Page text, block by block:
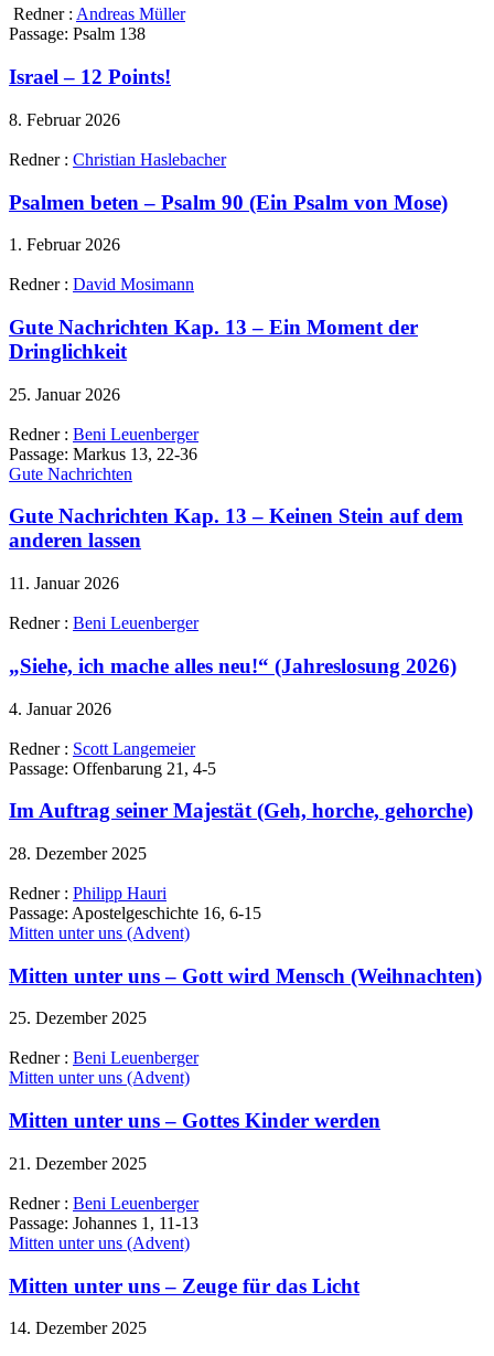
Redner : Andreas Müller
Passage: Psalm 138
Israel – 12 Points!
8. Februar 2026
Redner : Christian Haslebacher
Psalmen beten – Psalm 90 (Ein Psalm von Mose)
1. Februar 2026
Redner : David Mosimann
Gute Nachrichten Kap. 13 – Ein Moment der
Dringlichkeit
25. Januar 2026
Redner : Beni Leuenberger
Passage: Markus 13, 22-36
Gute Nachrichten
Gute Nachrichten Kap. 13 – Keinen Stein auf dem
anderen lassen
11. Januar 2026
Redner : Beni Leuenberger
„Siehe, ich mache alles neu!“ (Jahreslosung 2026)
4. Januar 2026
Redner : Scott Langemeier
Passage: Offenbarung 21, 4-5
Im Auftrag seiner Majestät (Geh, horche, gehorche)
28. Dezember 2025
Redner : Philipp Hauri
Passage: Apostelgeschichte 16, 6-15
Mitten unter uns (Advent)
Mitten unter uns – Gott wird Mensch (Weihnachten)
25. Dezember 2025
Redner : Beni Leuenberger
Mitten unter uns (Advent)
Mitten unter uns – Gottes Kinder werden
21. Dezember 2025
Redner : Beni Leuenberger
Passage: Johannes 1, 11-13
Mitten unter uns (Advent)
Mitten unter uns – Zeuge für das Licht
14. Dezember 2025